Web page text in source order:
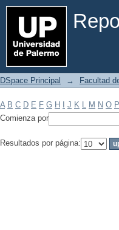
Filtrar por:
DSpace Principal → Facultad
A B C D E F G H J K L M N O P
Comienza por
Resultados por página: